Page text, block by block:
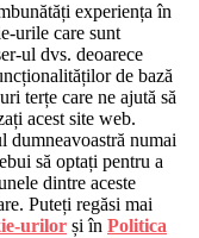
experiența în
urile care sunt
ul dvs. deoarece
de bază
terțe care ne ajută să
acest site web.
dumneavoastră numai
să optați pentru a
dintre aceste
Puteți regăsi mai
urilor și în Politica